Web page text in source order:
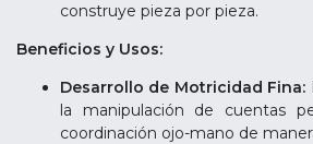
construye pieza por pieza.
Beneficios y Usos:
Desarrollo de Motricidad Fina:
la manipulación de cuentas
coordinación ojo-mano de